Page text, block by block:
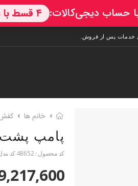
خانم ها
پامپ پشت
کد محصول : 48652کد
9,217,600